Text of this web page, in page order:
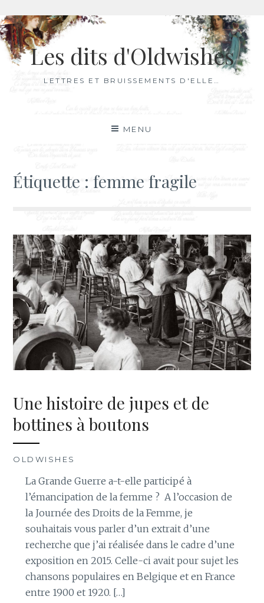
Aller
au
contenuLes dits d'Oldwishes
LETTRES ET BRUISSEMENTS D'ELLE…
MENU
Étiquette :femme fragile
Une histoire de jupes et de
bottines à boutons
OLDWISHES
La Grande Guerre a-t-elle participé à
l’émancipation de la femme ? A l’occasion de
la Journée des Droits de la Femme, je
souhaitais vous parler d’un extrait d’une
recherche que j’ai réalisée dans le cadre d’une
exposition en 2015. Celle-ci avait pour sujet les
chansons populaires en Belgique et en France
entre 1900 et 1920. […]